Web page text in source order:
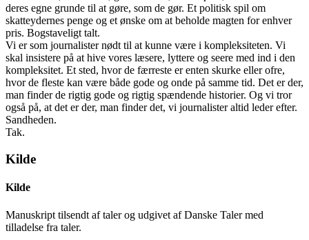
deres egne grunde til at gøre, som de gør. Et politisk spil om
skatteydernes penge og et ønske om at beholde magten for enhver
pris. Bogstaveligt talt.
Vi er som journalister nødt til at kunne være i kompleksiteten. Vi
skal insistere på at hive vores læsere, lyttere og seere med ind i den
kompleksitet. Et sted, hvor de færreste er enten skurke eller ofre,
hvor de fleste kan være både gode og onde på samme tid. Det er der,
man finder de rigtig gode og rigtig spændende historier. Og vi tror
også på, at det er der, man finder det, vi journalister altid leder efter.
Sandheden.
Tak.
Kilde
Kilde
Manuskript tilsendt af taler og udgivet af Danske Taler med
tilladelse fra taler.